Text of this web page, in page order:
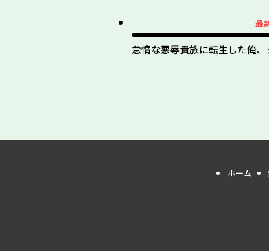
最
怠惰な悪辱貴族に転生した俺、
ホーム